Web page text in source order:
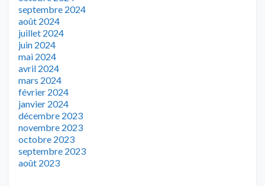
septembre 2024
août 2024
juillet 2024
juin 2024
mai 2024
avril 2024
mars 2024
février 2024
janvier 2024
décembre 2023
novembre 2023
octobre 2023
septembre 2023
août 2023